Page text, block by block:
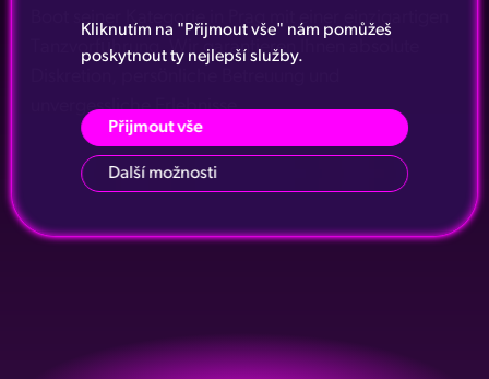
Boot seiner Kategorie in Prag mit einer einzigartigen
Tanzvorführung. Wir garantieren Ihnen absolute
unvergessliche Erlebnisse.
Kliknutím na "Přijmout vše" nám pomůžeš
poskytnout ty nejlepší služby.
Přijmout vše
Další možnosti